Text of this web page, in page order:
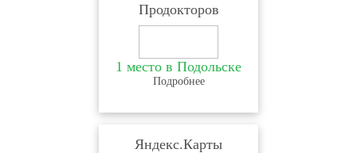
Продокторов
1 место в Подольске
Подробнее
Яндекс.Карты